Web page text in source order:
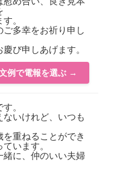
。
ご多幸をお祈り申し
び申しあげます。
例で電報を選ぶ →
。
いけれど、いつも
を重ねることができ
います。
緒に、仲のいい夫婦